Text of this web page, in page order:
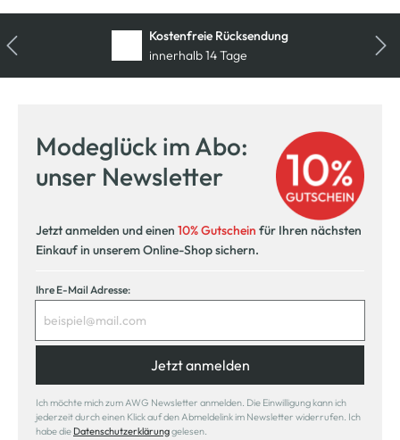
Kostenfreie Rücksendung
innerhalb 14 Tage
Modeglück im Abo:
unser Newsletter
Jetzt anmelden und einen 10% Gutschein für Ihren nächsten
Einkauf in unserem Online-Shop sichern.
Ihre E-Mail Adresse:
Jetzt anmelden
Ich möchte mich zum AWG Newsletter anmelden. Die Einwilligung kann ich
jederzeit durch einen Klick auf den Abmeldelink im Newsletter widerrufen. Ich
habe die Datenschutzerklärunggelesen.